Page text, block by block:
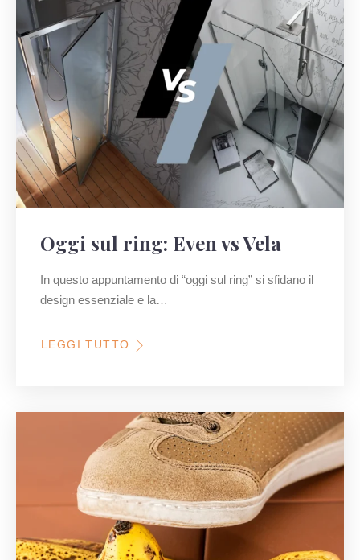
Oggi sul ring: Even vs Vela
In questo appuntamento di “oggi sul ring” si sfidano il
design essenziale e la…
LEGGI TUTTO